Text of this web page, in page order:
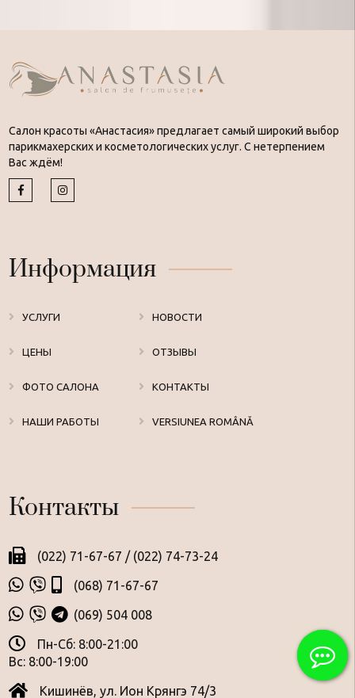
Салон красоты «Анастасия» предлагает самый широкий выбор
парикмахерских и косметологических услуг. С нетерпением
Вас ждём!
Информация
УСЛУГИ
ЦЕНЫ
ФОТО САЛОНА
НАШИ РАБОТЫ
НОВОСТИ
ОТЗЫВЫ
КОНТАКТЫ
VERSIUNEA ROMÂNĂ
Контакты
(022) 71-67-67 / (022) 74-73-24
(068) 71-67-67
(069) 504 008
Пн-Сб: 8:00-21:00
Вс: 8:00-19:00
Кишинёв, ул. Ион Крянгэ 74/3